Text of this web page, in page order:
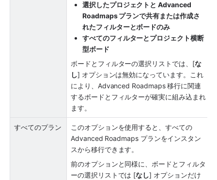
選択したプロジェクトと Advanced
Roadmaps プランで共有または作成さ
れたフィルターとボードのみ
すべてのフィルターとプロジェクト横断
型ボード
ボードとフィルターの選択リストでは、[な
し] オプションは無効になっています。これ
により、Advanced Roadmaps 移行に関連
するボードとフィルターが確実に組み込まれ
ます。
すべてのプラン
このオプションを使用すると、すべての
Advanced Roadmaps プランをインスタン
スから移行できます。
前のオプションと同様に、ボードとフィルタ
ーの選択リストでは [なし] オプションだけ